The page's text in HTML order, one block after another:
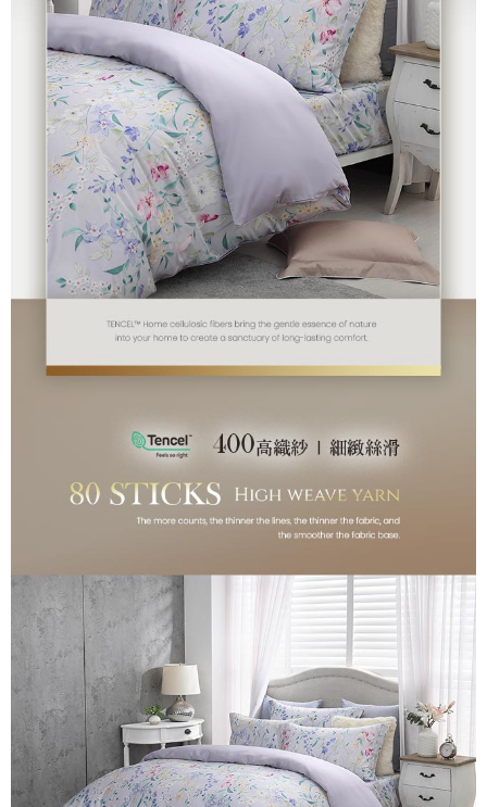
５．嚴禁一人註冊多個帳號或使用他人資訊註冊。若發現惡意使用之情形，
恩沛科技股份有限公司將有權停止該用戶之使用額度並採取法律行動。